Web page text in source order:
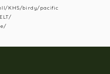
KHS/birdy/pacific